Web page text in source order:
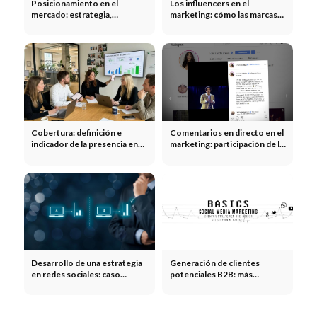
Posicionamiento en el
mercado: estrategia,
Los influencers en el
marketing: cómo las marcas
Cobertura: definición e
indicador de la presencia en
Comentarios en directo en el
marketing: participación de la
Desarrollo de una estrategia
en redes sociales: caso
Generación de clientes
potenciales B2B: más